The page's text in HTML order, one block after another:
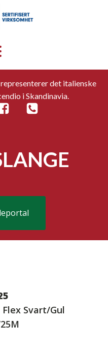
det italienske
i Skandinavia.
Flex Svart/Gul